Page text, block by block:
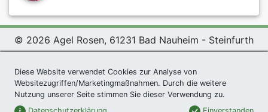
© 2026 Agel Rosen, 61231 Bad Nauheim - Steinfurth
Conditions|Datenschutzerklärung| Imprint
Sitemap
Diese Website verwendet Cookies zur Analyse von
Websitezugriffen/Marketingmaßnahmen. Durch die weitere
Nutzung unserer Seite stimmen Sie dieser Verwendung zu.